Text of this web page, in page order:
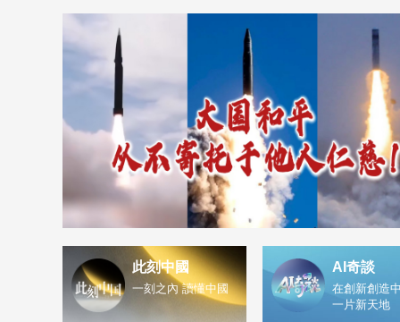
此刻中國
一刻之內 讀懂中國
AI奇談
在創新創造
一片新天地